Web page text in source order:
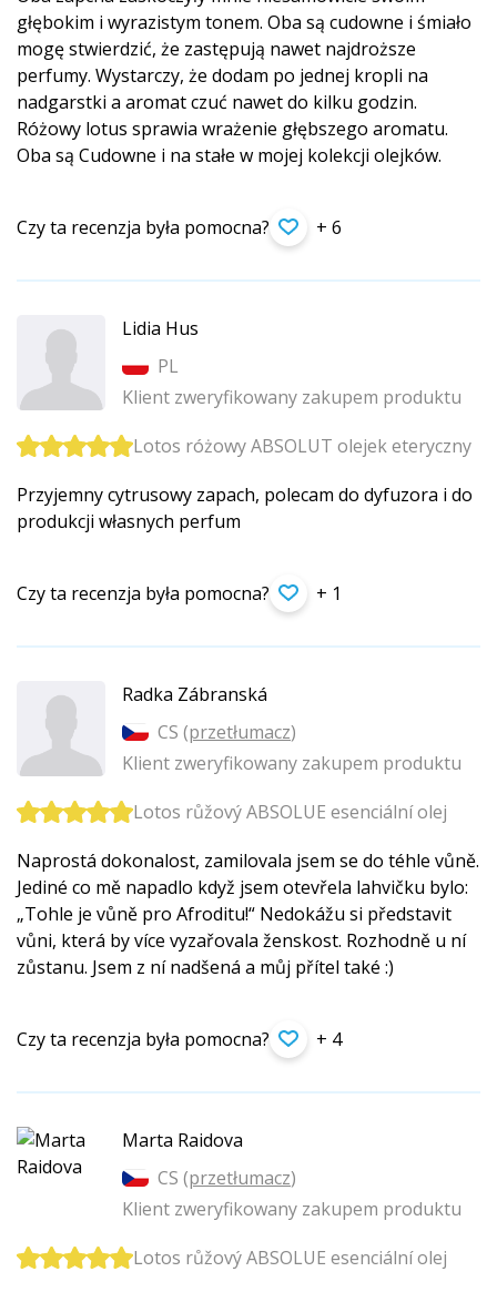
głębokim i wyrazistym tonem. Oba są cudowne i śmiało
mogę stwierdzić, że zastępują nawet najdroższe
perfumy. Wystarczy, że dodam po jednej kropli na
nadgarstki a aromat czuć nawet do kilku godzin.
Różowy lotus sprawia wrażenie głębszego aromatu.
Oba są Cudowne i na stałe w mojej kolekcji olejków.
Czy ta recenzja była pomocna? + 6
Lidia Hus
PL
Klient zweryfikowany zakupem produktu
Lotos różowy ABSOLUT olejek eteryczny
Przyjemny cytrusowy zapach, polecam do dyfuzora i do
produkcji własnych perfum
Czy ta recenzja była pomocna? + 1
Radka Zábranská
CS (przetłumacz)
Klient zweryfikowany zakupem produktu
Lotos růžový ABSOLUE esenciální olej
Naprostá dokonalost, zamilovala jsem se do téhle vůně.
Jediné co mě napadlo když jsem otevřela lahvičku bylo:
„Tohle je vůně pro Afroditu!“ Nedokážu si představit
vůni, která by více vyzařovala ženskost. Rozhodně u ní
zůstanu. Jsem z ní nadšená a můj přítel také :)
Czy ta recenzja była pomocna? + 4
Marta Raidova
CS (przetłumacz)
Klient zweryfikowany zakupem produktu
Lotos růžový ABSOLUE esenciální olej